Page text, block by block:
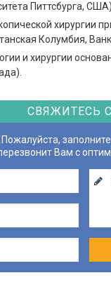
Питтсбурга, США).
хирургии
Колумбия,
и хирургии
СВЯЖИТЕСЬ
Пожалуйста,
Вам с